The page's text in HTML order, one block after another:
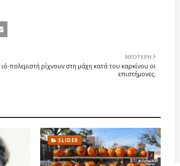
ΝΕΌΤΕΡΗ
ιό-πολεμιστή ρίχνουν στη μάχη κατά του καρκίνου οι
επιστήμονες.
SLIDER